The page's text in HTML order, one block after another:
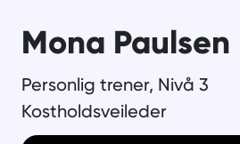
Mona Paulsen
Personlig trener, Nivå 3
Kostholdsveileder